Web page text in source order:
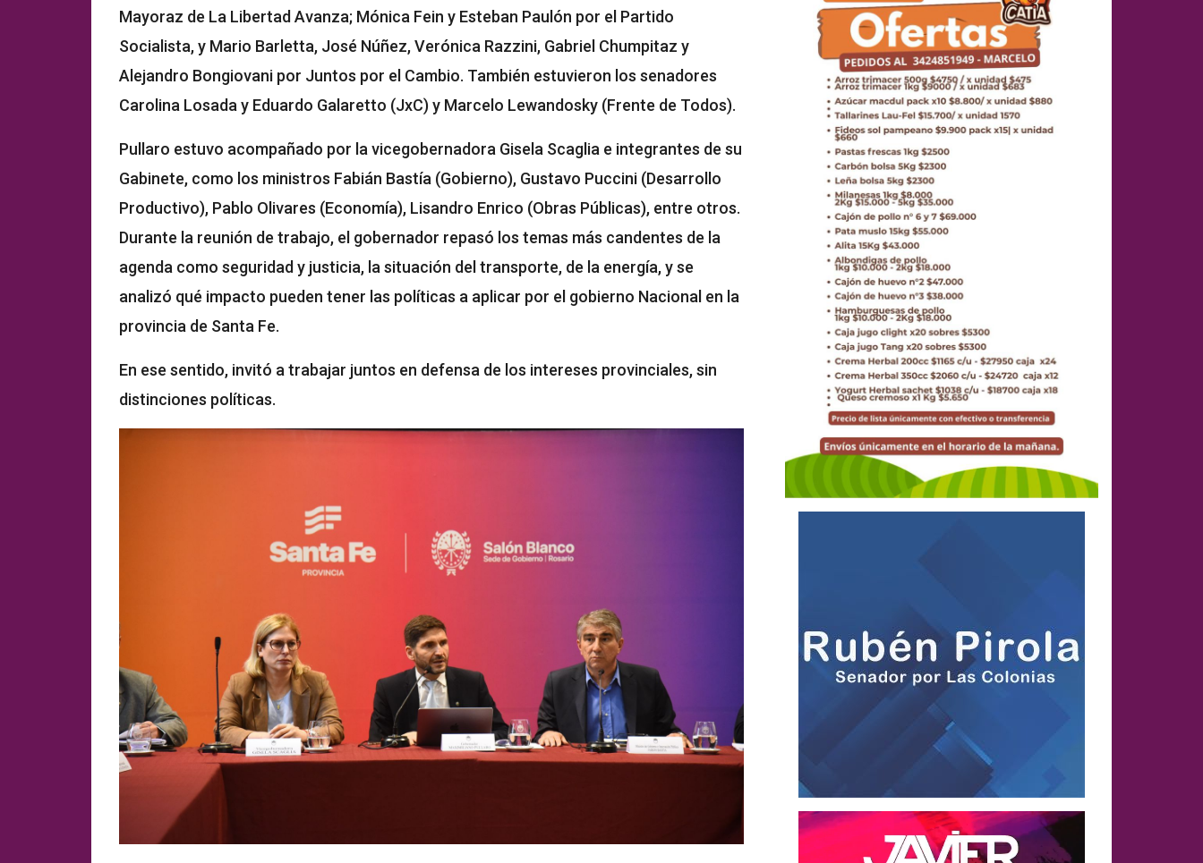
Mayoraz de La Libertad Avanza; Mónica Fein y Esteban Paulón por el Partido
Socialista, y Mario Barletta, José Núñez, Verónica Razzini, Gabriel Chumpitaz y
Alejandro Bongiovani por Juntos por el Cambio. También estuvieron los senadores
Carolina Losada y Eduardo Galaretto (JxC) y Marcelo Lewandosky (Frente de Todos).
Pullaro estuvo acompañado por la vicegobernadora Gisela Scaglia e integrantes de su
Gabinete, como los ministros Fabián Bastía (Gobierno), Gustavo Puccini (Desarrollo
Productivo), Pablo Olivares (Economía), Lisandro Enrico (Obras Públicas), entre otros.
Durante la reunión de trabajo, el gobernador repasó los temas más candentes de la
agenda como seguridad y justicia, la situación del transporte, de la energía, y se
analizó qué impacto pueden tener las políticas a aplicar por el gobierno Nacional en la
provincia de Santa Fe.
En ese sentido, invitó a trabajar juntos en defensa de los intereses provinciales, sin
distinciones políticas.